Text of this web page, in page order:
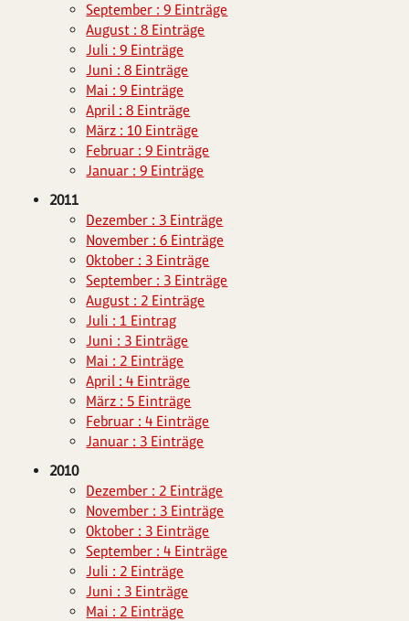
September : 9 Einträge
August : 8 Einträge
Juli : 9 Einträge
Juni : 8 Einträge
Mai : 9 Einträge
April : 8 Einträge
März : 10 Einträge
Februar : 9 Einträge
Januar : 9 Einträge
2011
Dezember : 3 Einträge
November : 6 Einträge
Oktober : 3 Einträge
September : 3 Einträge
August : 2 Einträge
Juli : 1 Eintrag
Juni : 3 Einträge
Mai : 2 Einträge
April : 4 Einträge
März : 5 Einträge
Februar : 4 Einträge
Januar : 3 Einträge
2010
Dezember : 2 Einträge
November : 3 Einträge
Oktober : 3 Einträge
September : 4 Einträge
Juli : 2 Einträge
Juni : 3 Einträge
Mai : 2 Einträge